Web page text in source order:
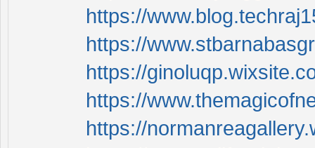
https://
https://
https://
https://
https://